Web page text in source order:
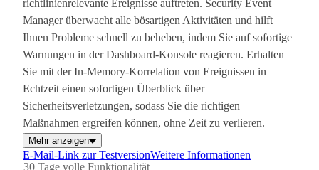
richtlinienrelevante Ereignisse auftreten. Security Event
Manager überwacht alle bösartigen Aktivitäten und hilft
Ihnen Probleme schnell zu beheben, indem Sie auf sofortige
Warnungen in der Dashboard-Konsole reagieren. Erhalten
Sie mit der In-Memory-Korrelation von Ereignissen in
Echtzeit einen sofortigen Überblick über
Sicherheitsverletzungen, sodass Sie die richtigen
Maßnahmen ergreifen können, ohne Zeit zu verlieren.
Mehr anzeigen
E-Mail-Link zur Testversion
30 Tage volle Funktionalität
Weitere Informationen